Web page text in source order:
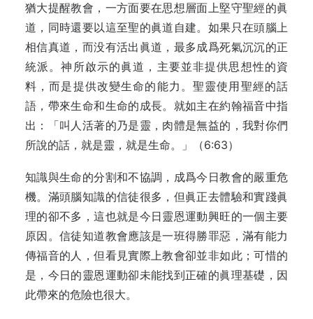
猶大提醒教會，一方面要在思想層面上堅守聖經的眞
道，同時還要以這至聖的眞道自建。如果只在頭腦上
相信真道，而没有活出眞道，最多成爲死氣沉沉的正
統派。神所啟示的眞道，主要並非提供思想性的資
料，而是提供改變生命的能力。聖靈使用聖經的話
語，帶來生命和生命的成長。就如主在約翰福音中指
出：「叫人活著的乃是靈，肉體是無益的，我對你們
所說的話，就是靈，就是生命。」（6:63）
知識與生命的分割和不協調，成爲今日教會的嚴重危
機。滿頭腦知識的信徒很多，但眞正去體驗和實踐眞
理的卻不多，這也就是今日靈恩運動興旺的一個主要
原因。信徒知道教會應該是一班得勝罪惡，滿有能力
傳福音的人，但看見實際上教會卻並非如此；可惜的
是，今日的靈恩運動卻未能找到正確的眞理基礎，因
此帶來的危險也很大。